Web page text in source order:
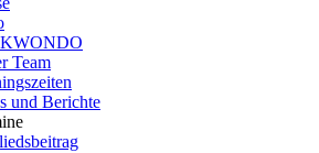
Team
und Berichte